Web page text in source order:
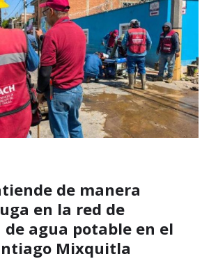
de manera
en la red de
agua potable en el
Mixquitla